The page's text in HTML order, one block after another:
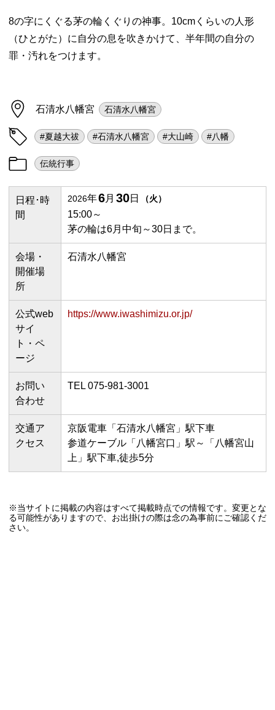
8の字にくぐる茅の輪くぐりの神事。10cmくらいの人形
（ひとがた）に自分の息を吹きかけて、半年間の自分の
罪・汚れをつけます。
石清水八幡宮 石清水八幡宮
#夏越大祓 #石清水八幡宮 #大山崎 #八幡
伝統行事
日程･時
間
2026年6月 30日 （火）
15:00～
茅の輪は6月中旬～30日まで。
会場・
開催場
所
石清水八幡宮
公式web
サイ
ト・ペ
ージ
https://www.iwashimizu.or.jp/
お問い
合わせ
TEL 075-981-3001
交通ア
クセス
京阪電車「石清水八幡宮」駅下車
参道ケーブル「八幡宮口」駅～「八幡宮山
上」駅下車,徒歩5分
※当サイトに掲載の内容はすべて掲載時点での情報です。変更とな
る可能性がありますので、お出掛けの際は念の為事前にご確認くだ
さい。